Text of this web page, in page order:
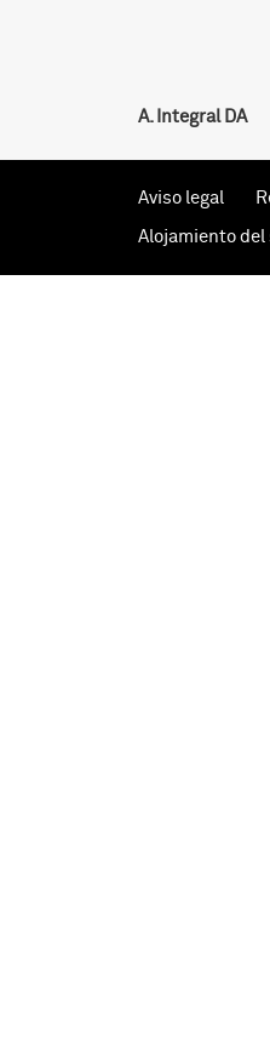
A. Integral DA
Aviso legal
Alojamiento